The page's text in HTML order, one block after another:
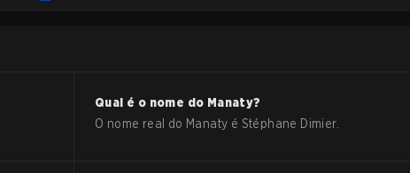
Qual é o nome do Manaty?
O nome real do Manaty é Stéphane Dimier.